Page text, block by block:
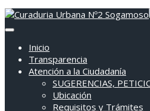
Inicio
Transparencia
Atención a la Ciudadanía
SUGERENCIAS,
Ubicación
Requisitos y Trámites